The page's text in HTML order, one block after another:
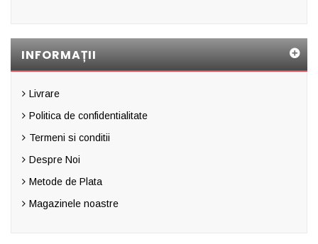
INFORMAȚII
Livrare
Politica de confidentialitate
Termeni si conditii
Despre Noi
Metode de Plata
Magazinele noastre